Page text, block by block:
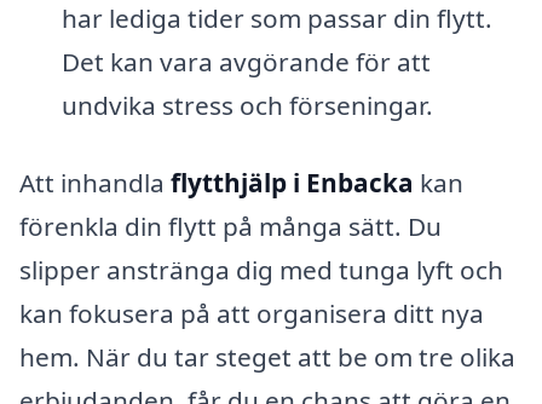
har lediga tider som passar din flytt.
Det kan vara avgörande för att
undvika stress och förseningar.
Att inhandla flytthjälp i Enbacka kan
förenkla din flytt på många sätt. Du
slipper anstränga dig med tunga lyft och
kan fokusera på att organisera ditt nya
hem. När du tar steget att be om tre olika